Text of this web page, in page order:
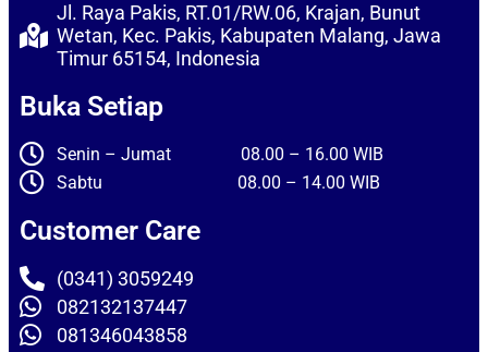
Jl. Raya Pakis, RT.01/RW.06, Krajan, Bunut
Wetan, Kec. Pakis, Kabupaten Malang, Jawa
Timur 65154, Indonesia
Buka Setiap
Senin – Jumat 08.00 – 16.00 WIB
Sabtu 08.00 – 14.00 WIB
Customer Care
(0341) 3059249
082132137447
081346043858